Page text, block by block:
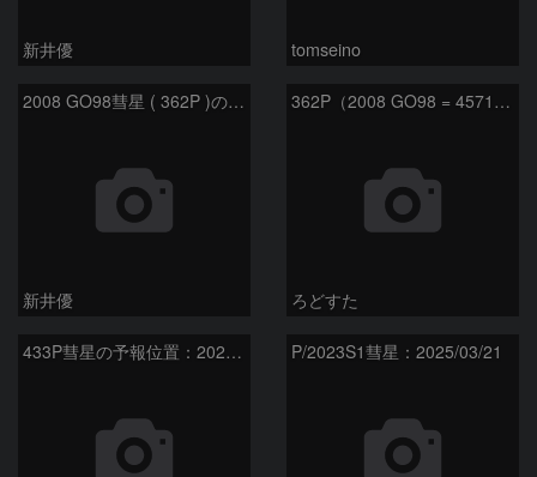
新井優 tomseino
2008 GO98彗星 ( 362P )の予報位置：2025/09/25
新井優
362P（2008 GO98 = 457175）
ろどすた
433P彗星の予報位置：2025/05/04 P/2023S1彗星：2025/03/21